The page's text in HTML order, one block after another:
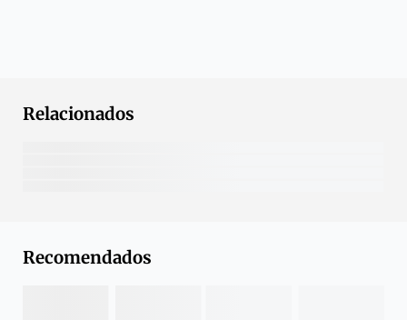
Relacionados
Recomendados